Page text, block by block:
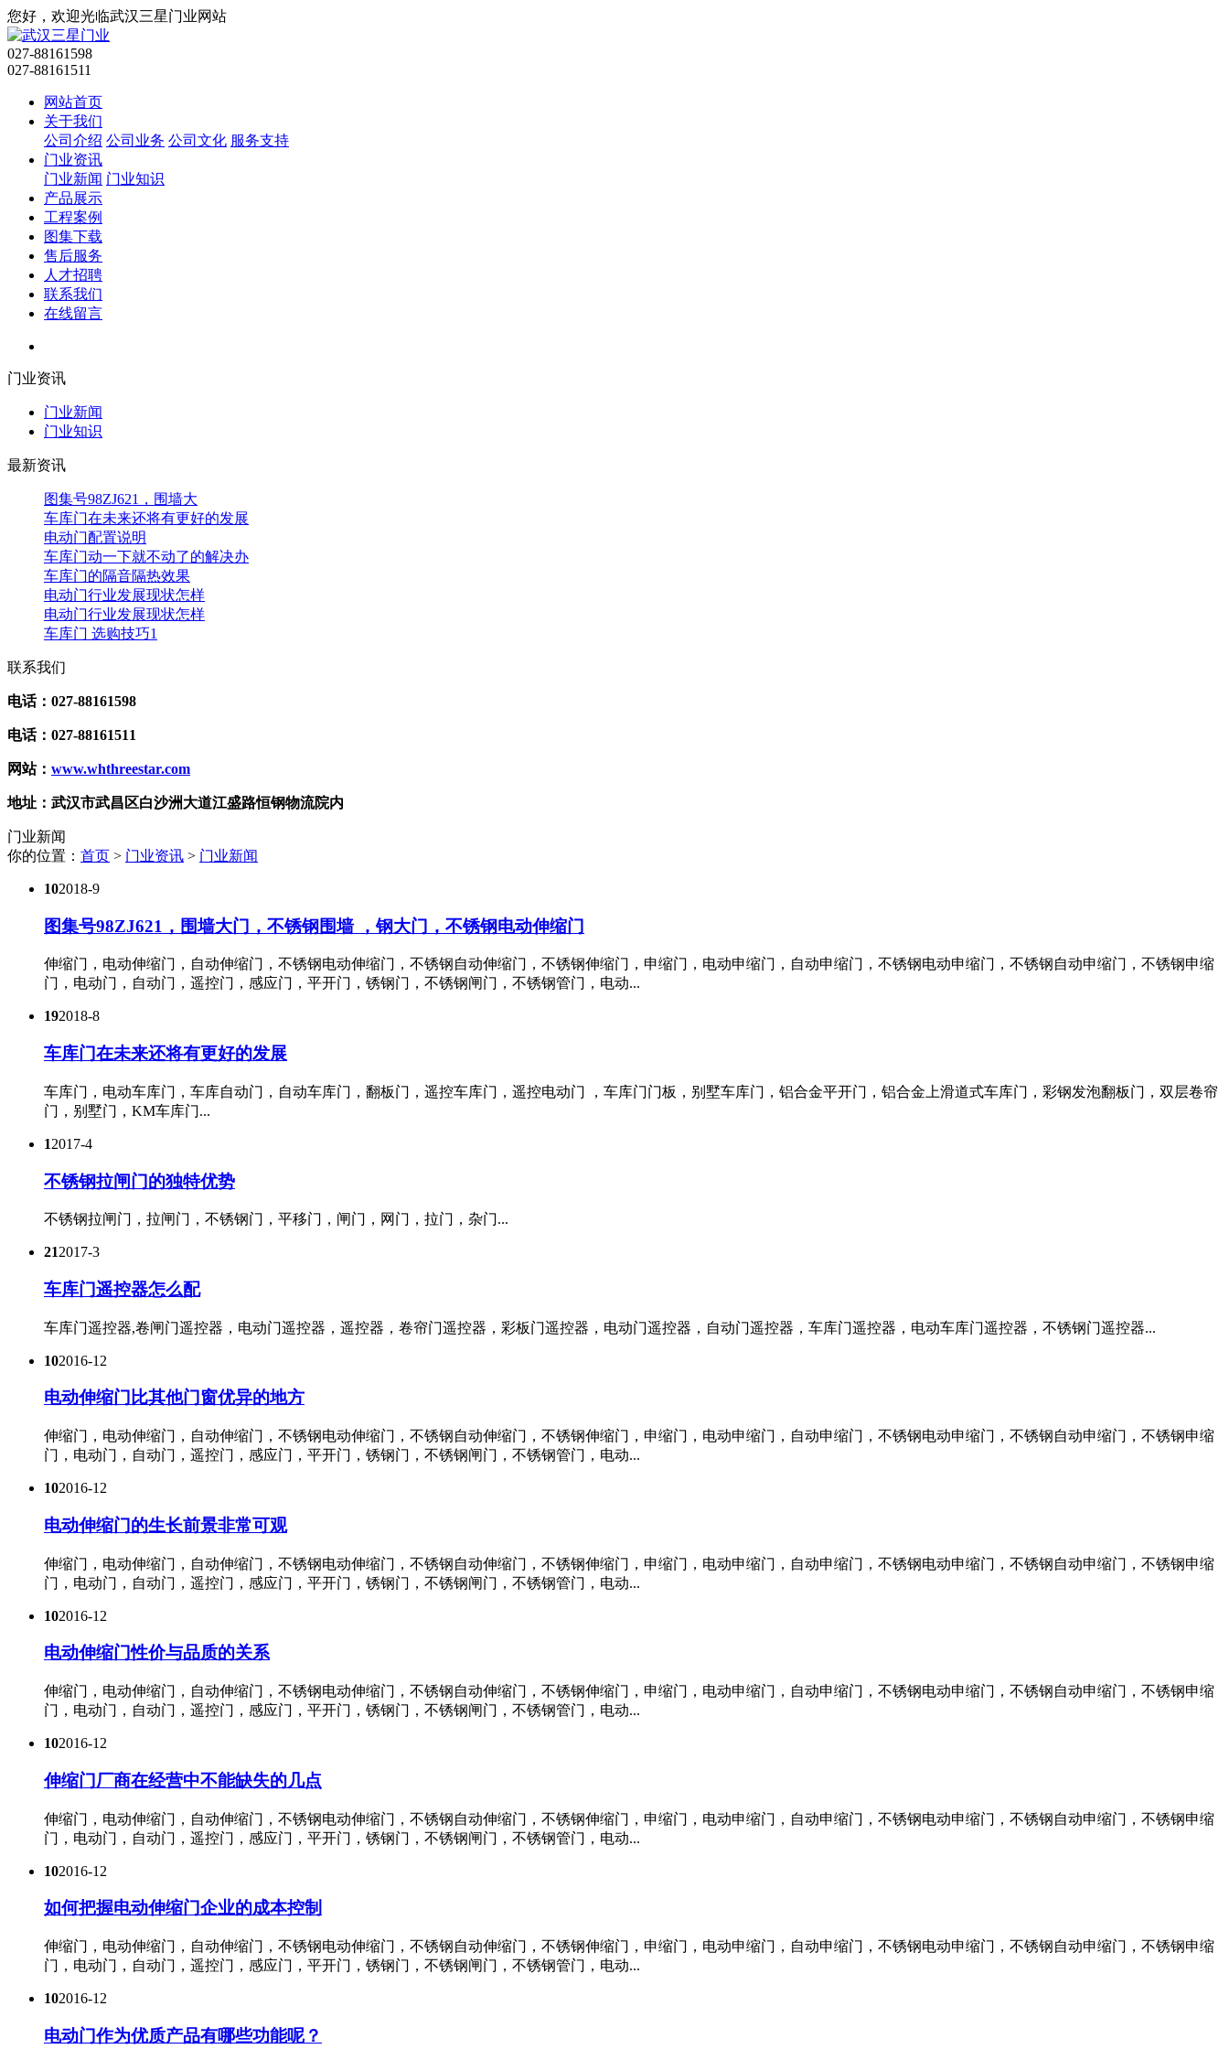
您好，欢迎光临武汉三星门业网站
027-88161598
027-88161511
网站首页
关于我们
公司介绍 公司业务 公司文化 服务支持
门业资讯
门业新闻 门业知识
产品展示
工程案例
图集下载
售后服务
人才招聘
联系我们
在线留言
门业资讯
门业新闻
门业知识
最新资讯
图集号98ZJ621，围墙大
车库门在未来还将有更好的发展
电动门配置说明
车库门动一下就不动了的解决办
车库门的隔音隔热效果
电动门行业发展现状怎样
电动门行业发展现状怎样
车库门 选购技巧1
联系我们
电话：027-88161598
电话：027-88161511
网站： www.whthreestar.com
地址：武汉市武昌区白沙洲大道江盛路恒钢物流院内
门业新闻
你的位置： 首页 > 门业资讯 > 门业新闻
102018-9
图集号98ZJ621，围墙大门，不锈钢围墙 ，钢大门，不锈钢电动伸缩门
伸缩门，电动伸缩门，自动伸缩门，不锈钢电动伸缩门，不锈钢自动伸缩门，不锈钢伸缩门，申缩门，电动申缩门，自动申缩门，不锈钢电动申缩门，不锈钢自动申缩门，不锈钢申缩
门，电动门，自动门，遥控门，感应门，平开门，锈钢门，不锈钢闸门，不锈钢管门，电动...
192018-8
车库门在未来还将有更好的发展
车库门，电动车库门，车库自动门，自动车库门，翻板门，遥控车库门，遥控电动门 ，车库门门板，别墅车库门，铝合金平开门，铝合金上滑道式车库门，彩钢发泡翻板门，双层卷帘
门，别墅门，KM车库门...
12017-4
不锈钢拉闸门的独特优势
不锈钢拉闸门，拉闸门，不锈钢门，平移门，闸门，网门，拉门，杂门...
212017-3
车库门遥控器怎么配
车库门遥控器,卷闸门遥控器，电动门遥控器，遥控器，卷帘门遥控器，彩板门遥控器，电动门遥控器，自动门遥控器，车库门遥控器，电动车库门遥控器，不锈钢门遥控器...
102016-12
电动伸缩门比其他门窗优异的地方
伸缩门，电动伸缩门，自动伸缩门，不锈钢电动伸缩门，不锈钢自动伸缩门，不锈钢伸缩门，申缩门，电动申缩门，自动申缩门，不锈钢电动申缩门，不锈钢自动申缩门，不锈钢申缩
门，电动门，自动门，遥控门，感应门，平开门，锈钢门，不锈钢闸门，不锈钢管门，电动...
102016-12
电动伸缩门的生长前景非常可观
伸缩门，电动伸缩门，自动伸缩门，不锈钢电动伸缩门，不锈钢自动伸缩门，不锈钢伸缩门，申缩门，电动申缩门，自动申缩门，不锈钢电动申缩门，不锈钢自动申缩门，不锈钢申缩
门，电动门，自动门，遥控门，感应门，平开门，锈钢门，不锈钢闸门，不锈钢管门，电动...
102016-12
电动伸缩门性价与品质的关系
伸缩门，电动伸缩门，自动伸缩门，不锈钢电动伸缩门，不锈钢自动伸缩门，不锈钢伸缩门，申缩门，电动申缩门，自动申缩门，不锈钢电动申缩门，不锈钢自动申缩门，不锈钢申缩
门，电动门，自动门，遥控门，感应门，平开门，锈钢门，不锈钢闸门，不锈钢管门，电动...
102016-12
伸缩门厂商在经营中不能缺失的几点
伸缩门，电动伸缩门，自动伸缩门，不锈钢电动伸缩门，不锈钢自动伸缩门，不锈钢伸缩门，申缩门，电动申缩门，自动申缩门，不锈钢电动申缩门，不锈钢自动申缩门，不锈钢申缩
门，电动门，自动门，遥控门，感应门，平开门，锈钢门，不锈钢闸门，不锈钢管门，电动...
102016-12
如何把握电动伸缩门企业的成本控制
伸缩门，电动伸缩门，自动伸缩门，不锈钢电动伸缩门，不锈钢自动伸缩门，不锈钢伸缩门，申缩门，电动申缩门，自动申缩门，不锈钢电动申缩门，不锈钢自动申缩门，不锈钢申缩
门，电动门，自动门，遥控门，感应门，平开门，锈钢门，不锈钢闸门，不锈钢管门，电动...
102016-12
电动门作为优质产品有哪些功能呢？